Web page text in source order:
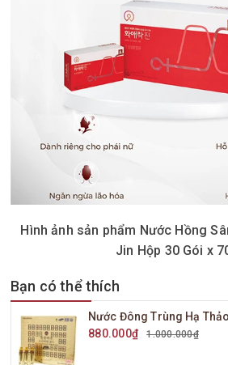
Hình ảnh sản phẩm Nước Hồng
Jin Hộp 30 Gói x
Bạn có thể thích
880.000₫
1.000.000₫